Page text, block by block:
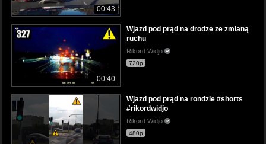
00:43
00:40
Wjazd pod prąd na drodze ze zmianą
ruchu
Rikord Widjo
720p
Wjazd pod prąd na rondzie #shorts
#rikordwidjo
Rikord Widjo
480p